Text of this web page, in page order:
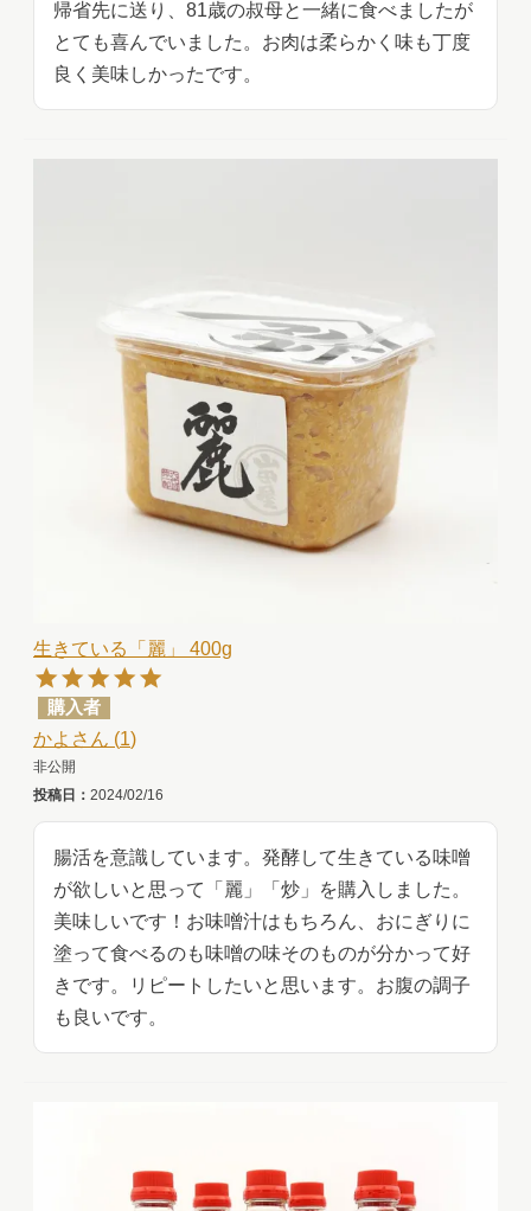
帰省先に送り、81歳の叔母と一緒に食べましたが
とても喜んでいました。お肉は柔らかく味も丁度
生きている「麗」 400g
購入者
かよ
1
非公開
投稿日
2024/02/16
腸活を意識しています。発酵して生きている味噌
が欲しいと思って「麗」「炒」を購入しました。
美味しいです！お味噌汁はもちろん、おにぎりに
塗って食べるのも味噌の味そのものが分かって好
きです。リピートしたいと思います。お腹の調子
も良いです。